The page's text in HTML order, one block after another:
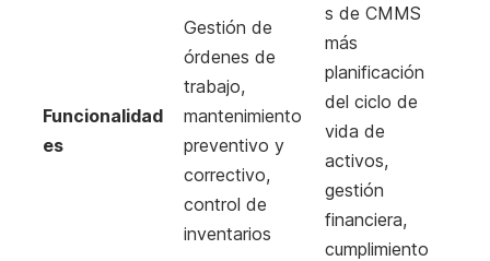
Funcionalidad
es
Gestión de
órdenes de
trabajo,
mantenimiento
preventivo y
correctivo,
control de
inventarios
s de CMMS
más
planificación
del ciclo de
vida de
activos,
gestión
financiera,
cumplimiento